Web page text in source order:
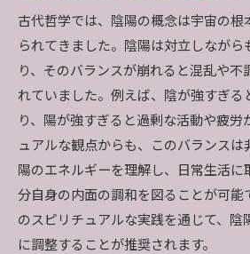
ネガティブエネルギーを解
日常生活で簡単に取り入れ
スピリチュアルなバランス
瞑想の効果を高める環境作
日常生活で陰と陽の調和を実践
生活環境で陰と陽のバラン
食事で陰陽のバランスを保つ
人間関係における陰陽の調
古代哲学では、陰陽の概念は宇宙の根
られてきました。陰陽は対立しながら
り、そのバランスが崩れると混乱や不
れていました。例えば、陰が強すぎる
り、陽が強すぎると過剰な活動や疲労
ュアルな観点からも、このバランスは
陽のエネルギーを理解し、日常生活に
分自身の内面の調和を図ることが可能
のスピリチュアルな実践を通じて、陰
に調整することが推奨されます。